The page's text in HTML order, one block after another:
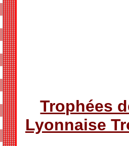
Trophées
Lyonnaise